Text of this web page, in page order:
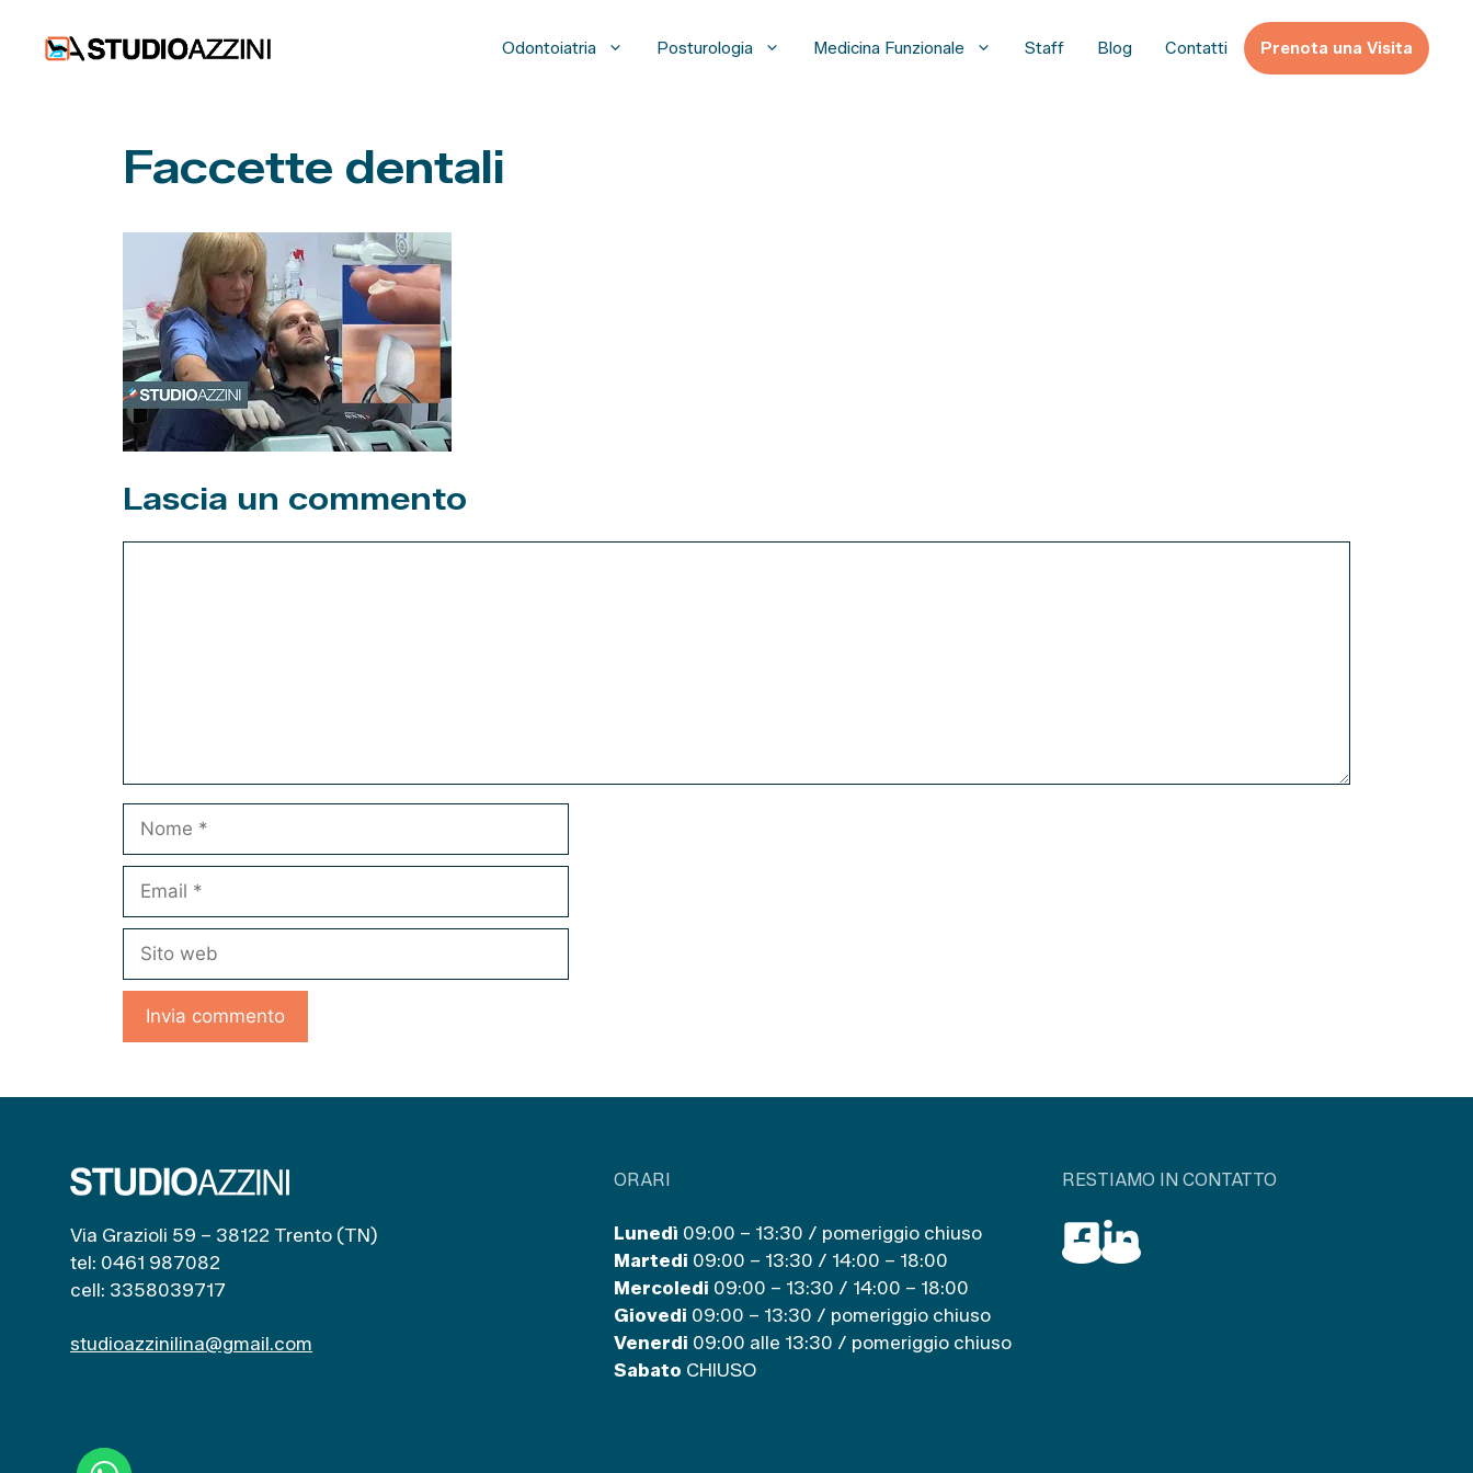
contenuto
Odontoiatria Posturologia Medicina Funzionale Staff Blog Contatti Prenota una Visita
Faccette dentali
Lascia un commento
web
Via Grazioli 59 – 38122 Trento (TN)
tel: 0461 987082
cell: 3358039717
studioazzinilina@gmail.com
ORARI
Lunedì 09:00 – 13:30 / pomeriggio chiuso
Martedi 09:00 – 13:30 / 14:00 – 18:00
Mercoledi 09:00 – 13:30 / 14:00 – 18:00
Giovedi 09:00 – 13:30 / pomeriggio chiuso
Venerdi 09:00 alle 13:30 / pomeriggio chiuso
Sabato CHIUSO
RESTIAMO IN CONTATTO